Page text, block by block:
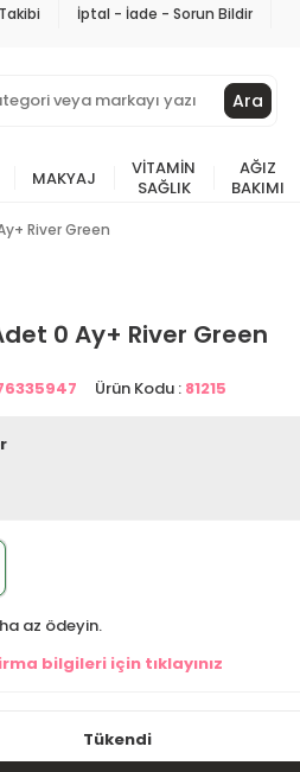
İptal - İade - Sorun Bildir
Ara
MAKYAJ
VITAMIN
SAĞLIK
AĞIZ
BAKIMI
River Green
0 Ay+ River Green
Ürün Kodu : 81215
az ödeyin.
bilgileri için tıklayınız
Tükendi